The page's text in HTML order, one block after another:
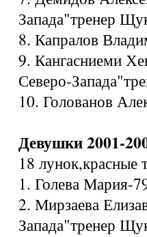
Запада"тренер
8. Капралов
9. Кангасниеми
Северо-
10. Голованов
Девушки 2001-
18 лунок,красные
1. Голева Мария-
2. Мирзаева
Запада"тренер